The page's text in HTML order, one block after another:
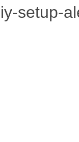
setup-